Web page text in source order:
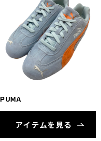
PUMA
アイテムを見る